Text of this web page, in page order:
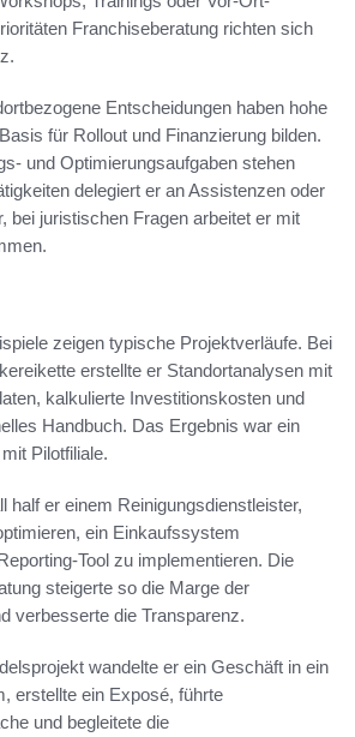
Franchiseberatung richten sich
Entscheidungen haben hohe
für Rollout und Finanzierung bilden.
und Optimierungsaufgaben stehen
delegiert er an Assistenzen oder
bei juristischen Fragen arbeitet er mit
zeigen typische Projektverläufe. Bei
erstellte er Standortanalysen mit
kalkulierte Investitionskosten und
Handbuch. Das Ergebnis war ein
Pilotfiliale.
half er einem Reinigungsdienstleister,
ein Einkaufssystem
Tool zu implementieren. Die
steigerte so die Marge der
verbesserte die Transparenz.
wandelte er ein Geschäft in ein
erstellte ein Exposé, führte
und begleitete die